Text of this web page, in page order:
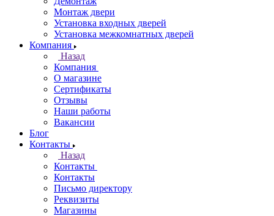
Монтаж двери
Установка входных дверей
Установка межкомнатных дверей
Компания
Назад
Компания
О магазине
Сертификаты
Отзывы
Наши работы
Вакансии
Блог
Контакты
Назад
Контакты
Контакты
Письмо директору
Реквизиты
Магазины